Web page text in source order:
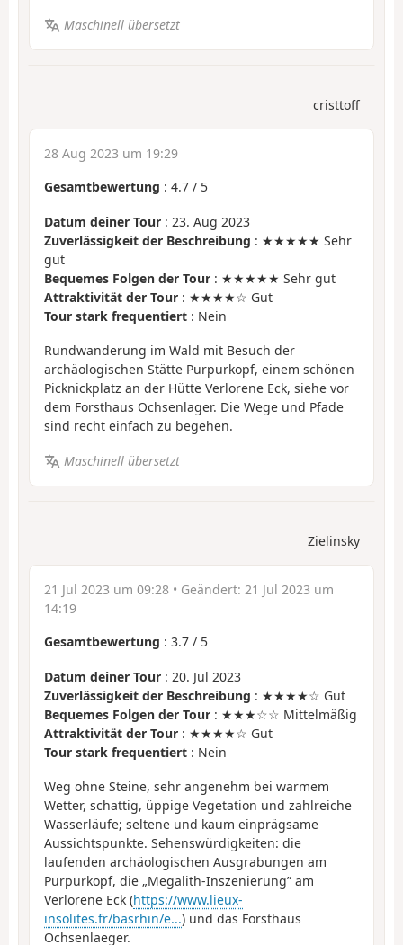
Maschinell übersetzt
cristtoff
28 Aug 2023 um 19:29
Gesamtbewertung : 4.7 / 5
Datum deiner Tour : 23. Aug 2023
Zuverlässigkeit der Beschreibung : ★★★★★ Sehr
gut
Bequemes Folgen der Tour : ★★★★★ Sehr gut
Attraktivität der Tour : ★★★★☆ Gut
Tour stark frequentiert : Nein
Rundwanderung im Wald mit Besuch der
archäologischen Stätte Purpurkopf, einem schönen
Picknickplatz an der Hütte Verlorene Eck, siehe vor
dem Forsthaus Ochsenlager. Die Wege und Pfade
sind recht einfach zu begehen.
Maschinell übersetzt
Zielinsky
21 Jul 2023 um 09:28 • Geändert: 21 Jul 2023 um
14:19
Gesamtbewertung : 3.7 / 5
Datum deiner Tour : 20. Jul 2023
Zuverlässigkeit der Beschreibung : ★★★★☆ Gut
Bequemes Folgen der Tour : ★★★☆☆ Mittelmäßig
Attraktivität der Tour : ★★★★☆ Gut
Tour stark frequentiert : Nein
Weg ohne Steine, sehr angenehm bei warmem
Wetter, schattig, üppige Vegetation und zahlreiche
Wasserläufe; seltene und kaum einprägsame
Aussichtspunkte. Sehenswürdigkeiten: die
laufenden archäologischen Ausgrabungen am
Purpurkopf, die „Megalith-Inszenierung” am
Verlorene Eck (https://www.lieux-
insolites.fr/basrhin/e...) und das Forsthaus
Ochsenlaeger.